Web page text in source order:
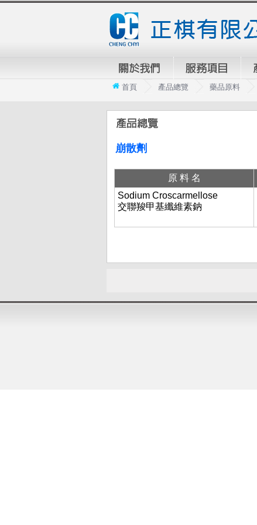
首頁 產品總覽 藥品原料
崩散劑
原料名
Sodium Croscarmellose
交聯羧甲基纖維素鈉